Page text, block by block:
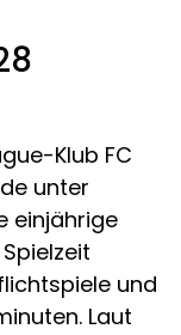
Klub FC
unter
einjährige
und
Laut